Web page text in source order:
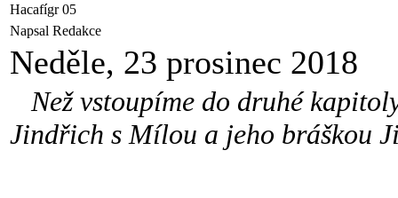
Hacafígr 05
Napsal Redakce
Neděle, 23 prosinec 2018
Než vstoupíme do druhé
Jindřich s Mílou a jeho bráškou